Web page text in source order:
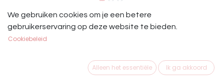
Start Vliegenmasker Met Oren en
Neusflap
We gebruiken cookies om je een betere
gebruikerservaring op deze website te bieden.
Cookiebeleid
Alleen het essentiële Ik ga akkoord